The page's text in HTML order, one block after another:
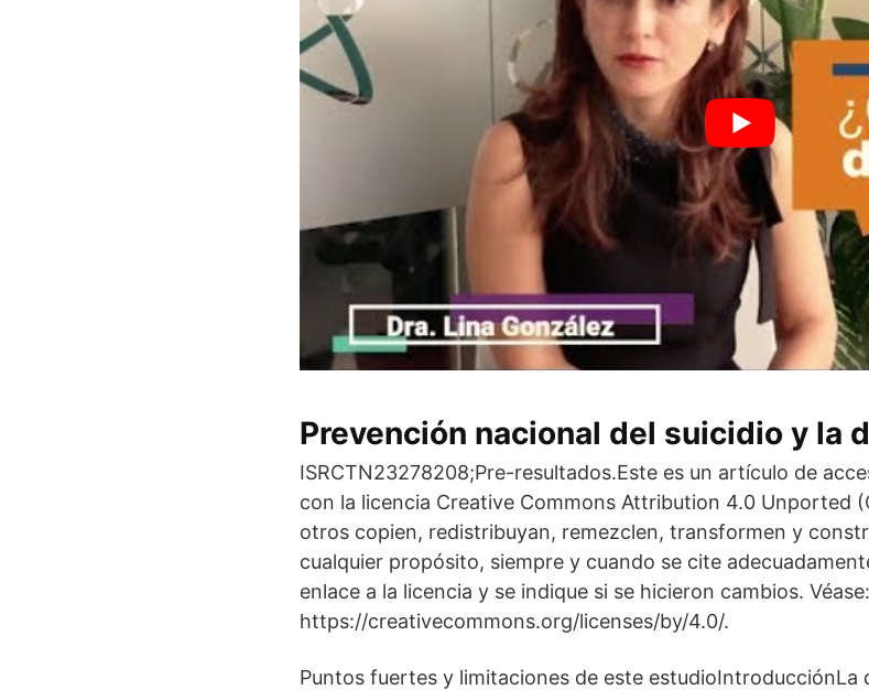
Prevención nacional del suicidio y la
ISRCTN23278208;Pre-resultados.Este es un artículo de
con la licencia Creative Commons Attribution 4.0 Unported
otros copien, redistribuyan, remezclen, transformen y
cualquier propósito, siempre y cuando se cite
enlace a la licencia y se indique si se hicieron cambios. Véase:
https://creativecommons.org/licenses/by/4.0/.
Puntos fuertes y limitaciones de este estudioIntroducciónLa